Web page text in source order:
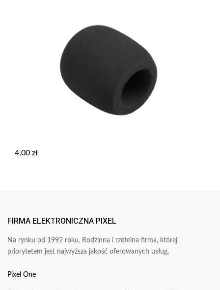
4,00 zł
FIRMA ELEKTRONICZNA PIXEL
Na rynku od 1992 roku. Rodzinna i rzetelna firma, której
priorytetem jest najwyższa jakość oferowanych usług.
Pixel One